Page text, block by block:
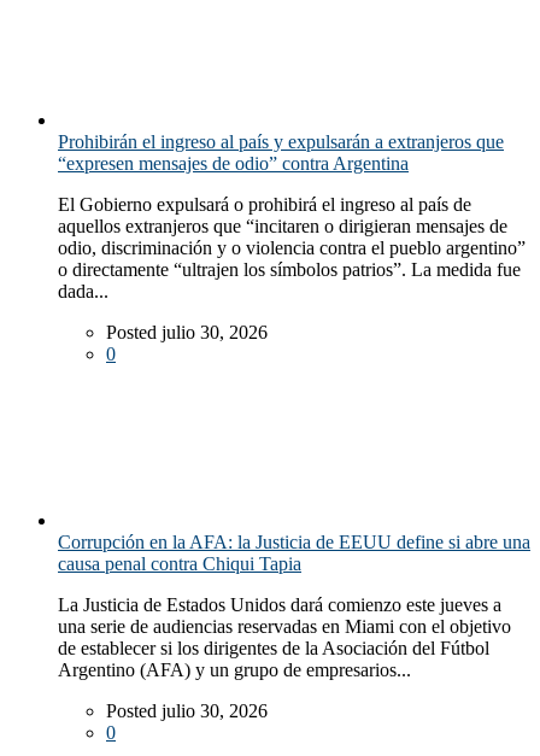
Prohibirán el ingreso al país y expulsarán a extranjeros que
“expresen mensajes de odio” contra Argentina
El Gobierno expulsará o prohibirá el ingreso al país de
aquellos extranjeros que “incitaren o dirigieran mensajes de
odio, discriminación y o violencia contra el pueblo argentino”
o directamente “ultrajen los símbolos patrios”. La medida fue
dada...
Posted julio 30, 2026
0
Corrupción en la AFA: la Justicia de EEUU define si abre una
causa penal contra Chiqui Tapia
La Justicia de Estados Unidos dará comienzo este jueves a
una serie de audiencias reservadas en Miami con el objetivo
de establecer si los dirigentes de la Asociación del Fútbol
Argentino (AFA) y un grupo de empresarios...
Posted julio 30, 2026
0